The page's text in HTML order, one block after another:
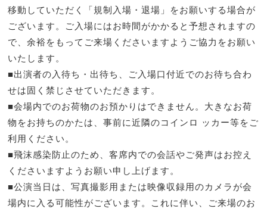
移動していただく「規制入場・退場」をお願いする場合が
ございます。ご入場にはお時間がかかると予想されますの
で、余裕をもってご来場くださいますようご協力をお願い
いたします。
■出演者の入待ち・出待ち、ご入場口付近でのお待ち合わ
せは固く禁じさせていただきます。
■会場内でのお荷物のお預かりはできません。大きなお荷
物をお持ちのかたは、事前に近隣のコインロ ッカー等をご
利用ください。
■飛沫感染防止のため、客席内での会話やご発声はお控え
くださいますようお願い申し上げます。
■公演当日は、写真撮影用または映像収録用のカメラが会
場内に入る可能性がございます。これに伴い、ご来場のお